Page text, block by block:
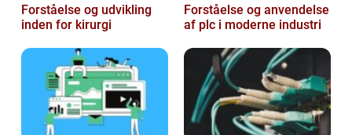
Forståelse og udvikling
inden for kirurgi
Forståelse og anvendelse
af plc i moderne industri